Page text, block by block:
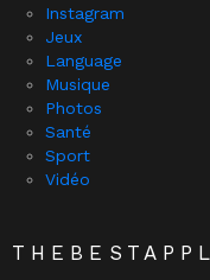
Instagram
Jeux
Language
Musique
Photos
Santé
Sport
Vidéo